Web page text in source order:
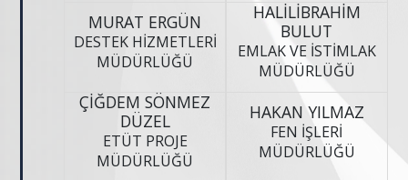
MURAT ERGÜN
DESTEK HİZMETLERİ
MÜDÜRLÜĞÜ
HALİLİBRAHİM
BULUT
EMLAK VE İSTİMLAK
MÜDÜRLÜĞÜ
ÇİĞDEM SÖNMEZ
DÜZEL
ETÜT PROJE
MÜDÜRLÜĞÜ
HAKAN YILMAZ
FEN İŞLERİ
MÜDÜRLÜĞÜ